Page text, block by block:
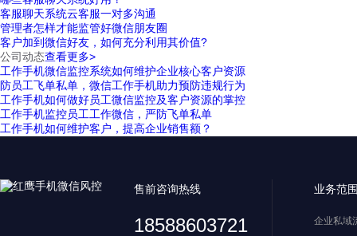
客服聊天系统云客服一对多沟通
管理者怎样才能监管好微信朋友圈
客户加到微信好友，如何充分利用其价值?
公司动态查看更多>
工作手机微信监控系统如何维护企业核心客户资源
防员工飞单私单，微信工作手机助力预防违规行为
工作手机如何做好员工微信监控及客户资源的掌控
工作手机监控员工工作微信，严防飞单私单
工作手机如何维护客户，提高企业销售额？
售前咨询热线
18588603721
业务范
企业私域